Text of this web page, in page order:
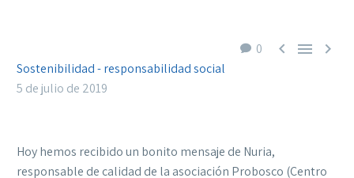
0   
Sostenibilidad - responsabilidad social
5 de julio de 2019
Hoy hemos recibido un bonito mensaje de Nuria,
responsable de calidad de la asociación Probosco (Centro